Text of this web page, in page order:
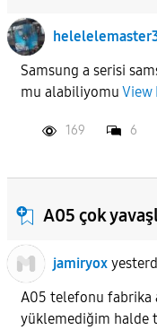
Samsung a serisi
mu alabiliyomu View
169 6
A05 çok
jamiryox
A05 telefonu fabrika
yüklemediğim halde